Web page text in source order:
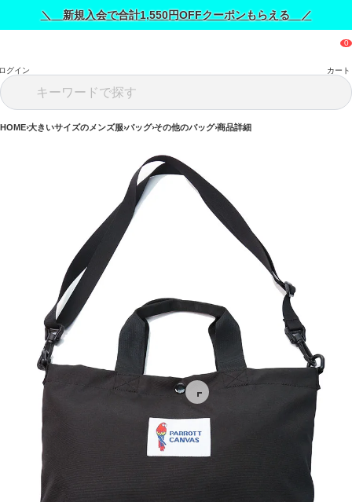
＼ 新規入会で合計1,550円OFFクーポンもらえる ／
グイン カート
HOME 大きいサイズのメンズ服 バッグ その他のバッグ 商品詳細